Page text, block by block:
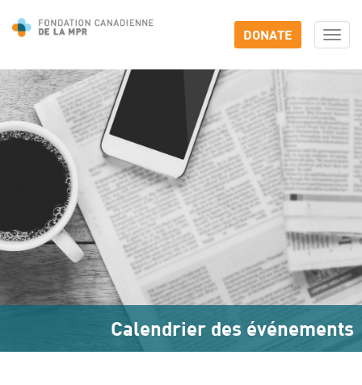
DONATE
Calendrier des événements